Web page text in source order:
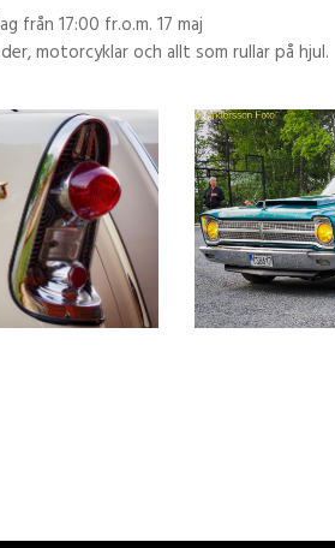
från 17:00 fr.o.m. 17 maj
motorcyklar och allt som rullar på hjul.